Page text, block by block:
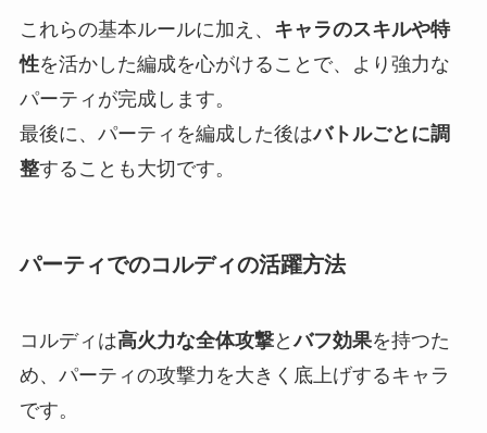
これらの基本ルールに加え、 キャラのスキルや特
性を活かした編成を心がけることで、より強力な
パーティが完成します。
最後に、パーティを編成した後はバトルごとに調
整することも大切です。
パーティでのコルディの活躍方法
コルディは高火力な全体攻撃とバフ効果を持つた
め、パーティの攻撃力を大きく底上げするキャラ
です。